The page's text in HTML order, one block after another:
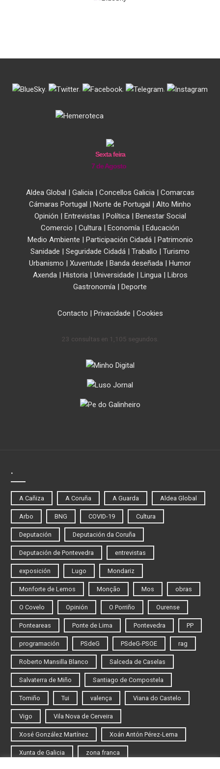
. . . .
Sexta feira
7 de Agosto
Aldea Global | Galicia| Concellos Galicia| Comarcas
Cámaras Portugal | Norte de Portugal | Alto Minho
Opinión | Entrevistas | Política| Benestar Social
Comercio | Cultura | Economía | Educación
Medio Ambiente | Participación Cidadá| Patrimonio
Sanidade | Seguridade Cidadá | Traballo | Turismo
Urbanismo | Xuventude | Banda deseñada | Humor
Axenda| Historia| Universidade | Lingua| Libros
Gastronomía | Deporte
Contacto | Privacidade | Cookies
23 consultas en 1,105 segundos.
.
A Cañiza A Coruña A Guarda Aldea Global
Arbo BNG COVID-19 Cultura
Deputación Deputación da Coruña
Deputación de Pontevedra entrevistas
exposición Lugo Mondariz
Monforte de Lemos Monção Mos obras
O Covelo Opinión O Porriño Ourense
Ponteareas Ponte de Lima Pontevedra PP
programación PSdeG PSdeG-PSOE rag
Roberto Mansilla Blanco Salceda de Caselas
Salvaterra de Miño Santiago de Compostela
Tomiño Tui valença Viana do Castelo
Vigo Vila Nova de Cerveira
Xosé González Martínez Xoán Antón Pérez-Lema
Xunta de Galicia zona franca